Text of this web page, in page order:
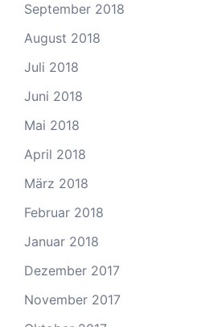
September 2018
August 2018
Juli 2018
Juni 2018
Mai 2018
April 2018
März 2018
Februar 2018
Januar 2018
Dezember 2017
November 2017